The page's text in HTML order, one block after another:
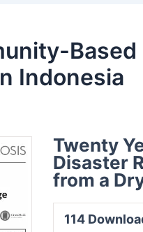
Indonesia
Twenty
Disaster
from a
114